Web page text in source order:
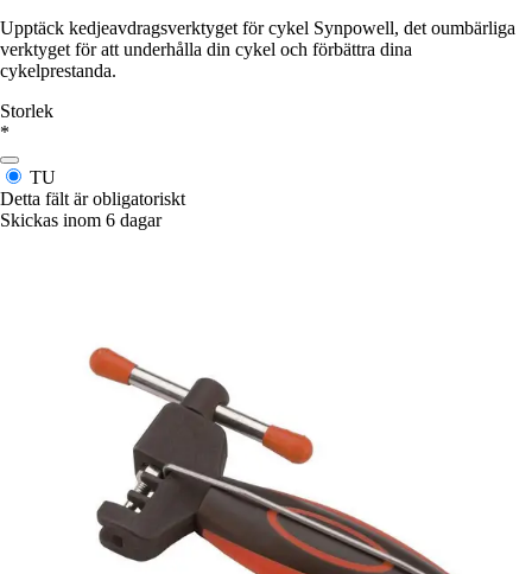
Upptäck kedjeavdragsverktyget för cykel Synpowell, det oumbärliga
verktyget för att underhålla din cykel och förbättra dina
cykelprestanda.
Storlek
*
TU
Detta fält är obligatoriskt
Skickas inom 6 dagar